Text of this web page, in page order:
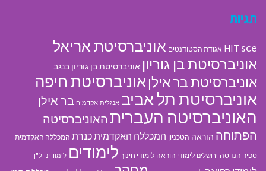
תגיות
HIT sce אגודת הסטודנטים אוניברסיטת אריאל
אוניברסיטת בן גוריון אוניברסיטת בן גוריון בנגב
אוניברסיטת בר אילן אוניברסיטת חיפה
אוניברסיטת תל אביב אנגלית אקדמיה בר אילן
האוניברסיטה העברית האוניברסיטה
הפתוחה הוראה הטכניון המכללה האקדמית כנרת המכללה האקדמית
ספיר הנדסה ירושלים לימודי הוראה לימודי חינוך לימודים לימודי נדל"ן